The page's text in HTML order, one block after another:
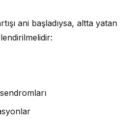
ani başladıysa, altta yatan